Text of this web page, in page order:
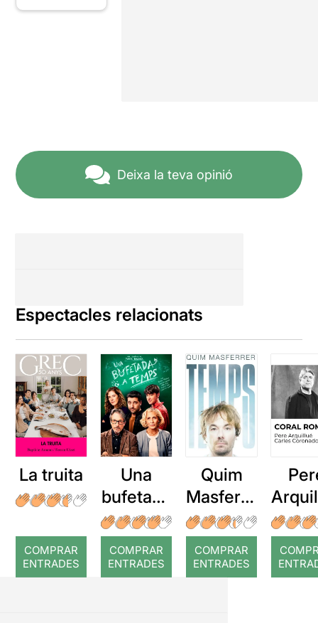
Deixa la teva opinió
Espectacles relacionats
La truita
COMPRAR
ENTRADES
Una
bufetada
a temps
COMPRAR
ENTRADES
Quim
Masferre
r: Temps
COMPRAR
ENTRADES
: